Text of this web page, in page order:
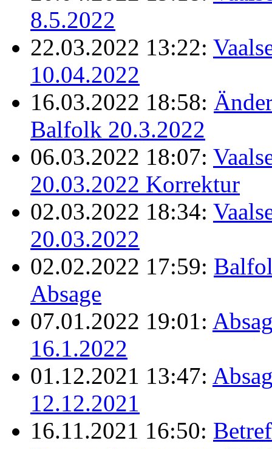
8.5.2022
22.03.2022 13:22:
10.04.2022
16.03.2022 18:58:
Balfolk 20.3.2022
06.03.2022 18:07:
20.03.2022 Korrektur
02.03.2022 18:34:
20.03.2022
02.02.2022 17:59:
Absage
07.01.2022 19:01:
16.1.2022
01.12.2021 13:47:
12.12.2021
16.11.2021 16:50: